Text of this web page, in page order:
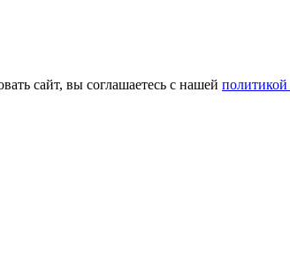
сайт, вы соглашаетесь с нашей политикой